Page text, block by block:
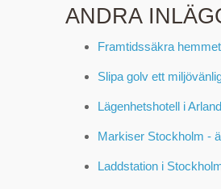
ANDRA
Framtidssäkra
Slipa golv ett
Lägenhetshotell i
Markiser Stockholm -
Laddstation i